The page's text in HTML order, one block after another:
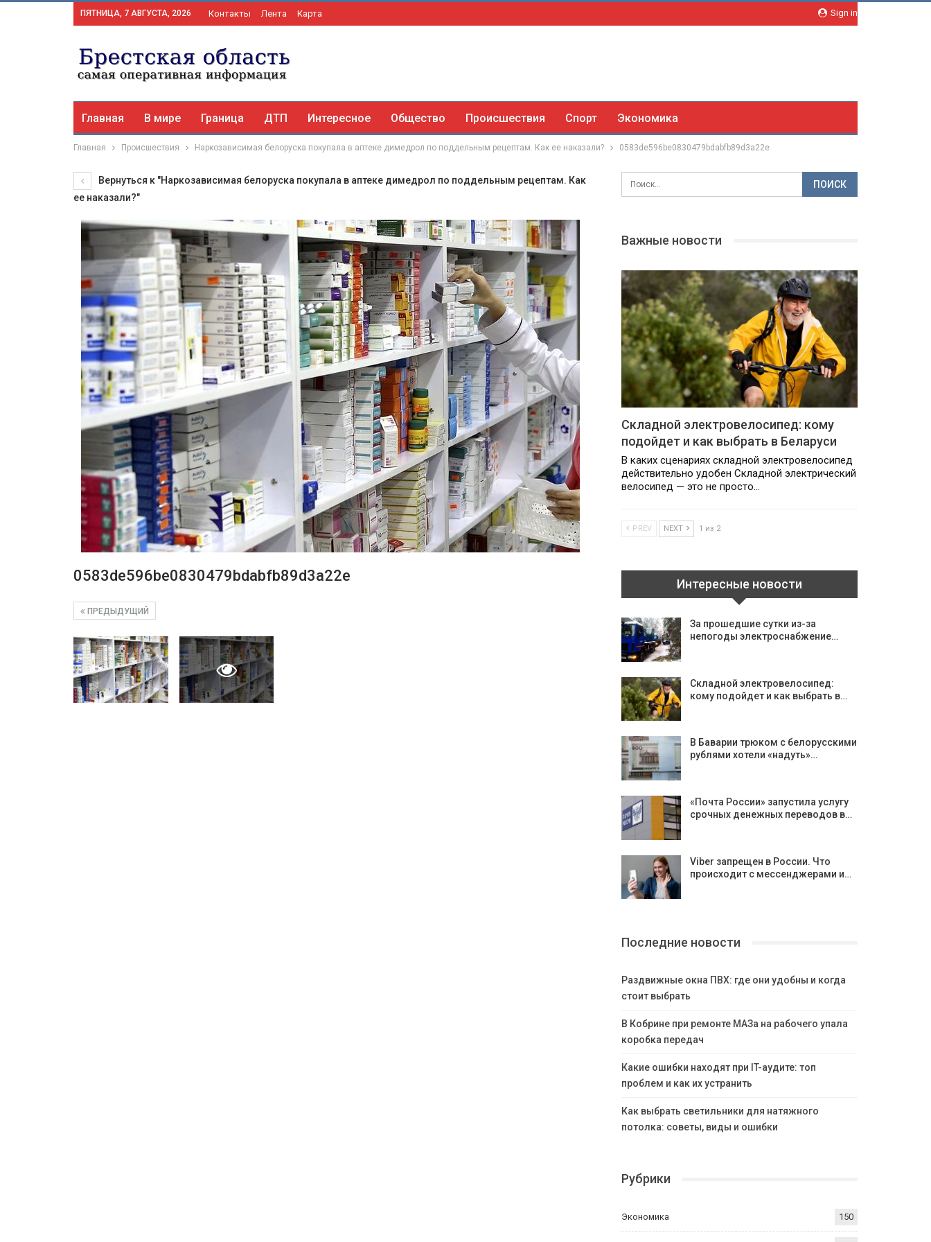
Sign in
ПЯТНИЦА, 7 АВГУСТА, 2026 Контакты Лента Карта
Главная В мире Граница ДТП Интересное Общество Происшествия Спорт Экономика
Главная Происшествия Наркозависимая белоруска покупала в аптеке димедрол по поддельным рецептам. Как ее наказали? 0583de596be0830479bdabfb89d3a22e
Вернуться к "Наркозависимая белоруска покупала в аптеке димедрол по поддельным рецептам. Как
ее наказали?"
0583de596be0830479bdabfb89d3a22e
ПРЕДЫДУЩИЙ
Важные новости
Складной электровелосипед: кому
подойдет и как выбрать в Беларуси
В каких сценариях складной электровелосипед
действительно удобен Складной электрический
велосипед — это не просто…
PREV NEXT 1 из 2
Интересные новости
За прошедшие сутки из-за
непогоды электроснабжение…
Складной электровелосипед:
кому подойдет и как выбрать в…
В Баварии трюком с белорусскими
рублями хотели «надуть»…
«Почта России» запустила услугу
срочных денежных переводов в…
Viber запрещен в России. Что
происходит с мессенджерами и…
Последние новости
Раздвижные окна ПВХ: где они удобны и когда
стоит выбрать
В Кобрине при ремонте МАЗа на рабочего упала
коробка передач
Какие ошибки находят при IT-аудите: топ
проблем и как их устранить
Как выбрать светильники для натяжного
потолка: советы, виды и ошибки
Рубрики
Экономика 150